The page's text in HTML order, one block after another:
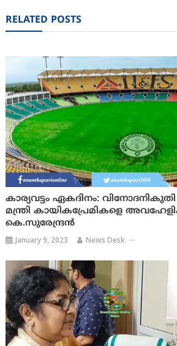
RELATED POSTS
കാര്യവട്ടം ഏകദിനം:
മന്ത്രി കായികപ്രേമികളെ
കെ.സുരേന്ദ്രൻ
January 9, 2023 News Desk